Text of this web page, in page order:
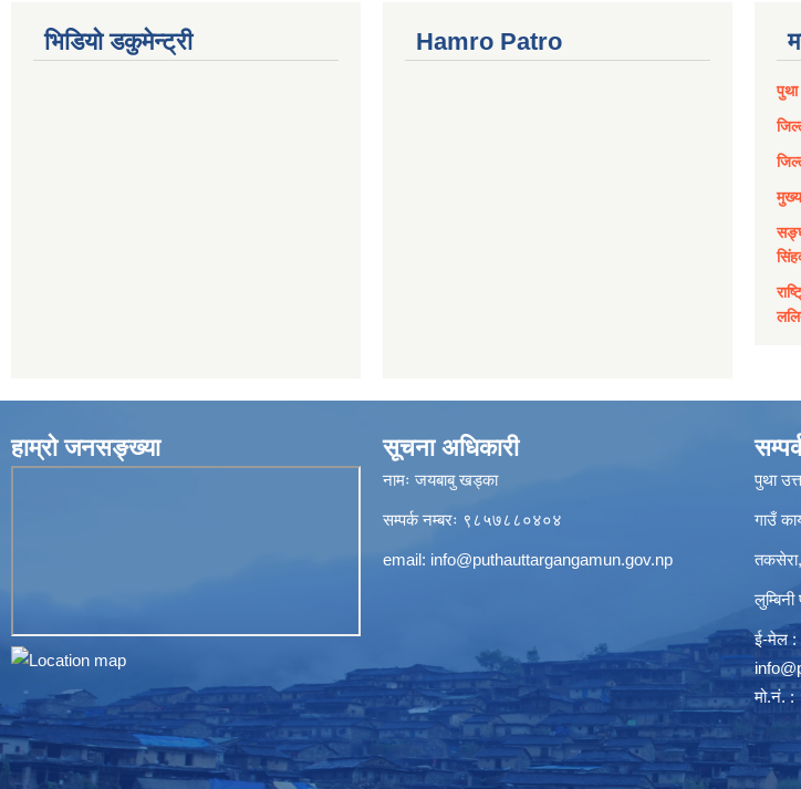
भिडियो डकुमेन्ट्री Hamro Patro
हाम्रो जनसङ्ख्या सूचना अधिकारी
नामः जयबाबु खड्का
सम्पर्क नम्बरः ९८५७८८०४०४
email: info@puthauttargangamun.gov.np
पुथा
गाउँ
ई-मेल :
मो.नं.